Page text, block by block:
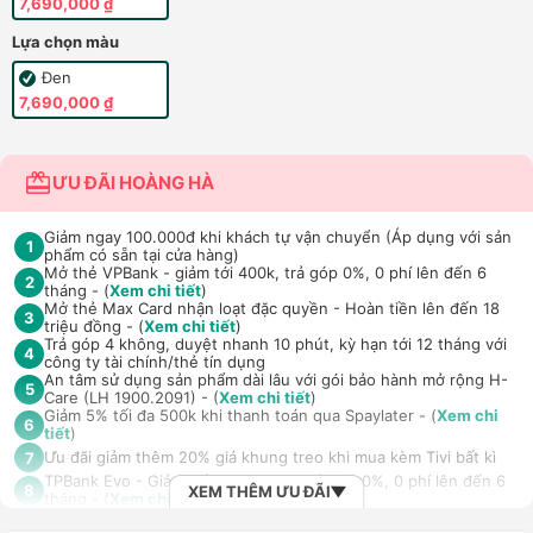
7,690,000 ₫
Lựa chọn màu
Đen
7,690,000 ₫
ƯU ĐÃI HOÀNG HÀ
1
Giảm ngay 100.000đ khi khách tự vận chuyển (Áp dụng với sản
phẩm có sẵn tại cửa hàng)
2 Mở thẻ VPBank - giảm tới 400k, trả góp 0%, 0 phí lên đến 6
tháng - (Xem chi tiết)
3
Mở thẻ Max Card nhận loạt đặc quyền - Hoàn tiền lên đến 18
triệu đồng - (Xem chi tiết)
4 Trả góp 4 không, duyệt nhanh 10 phút, kỳ hạn tới 12 tháng với
công ty tài chính/thẻ tín dụng
5 An tâm sử dụng sản phẩm dài lâu với gói bảo hành mở rộng H-
Care (LH 1900.2091) - (Xem chi tiết)
6 Giảm 5% tối đa 500k khi thanh toán qua Spaylater - (Xem chi
tiết)
7
Ưu đãi giảm thêm 20% giá khung treo khi mua kèm Tivi bất kì
8
TPBank Evo - Giảm đến 500.000đ, trả góp 0%, 0 phí lên đến 6
Xem chi tiết)
XEM THÊM ƯU ĐÃI